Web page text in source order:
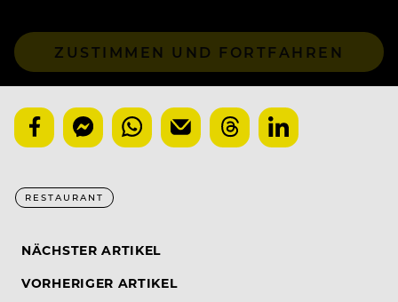
ZUSTIMMEN UND FORTFAHREN
RESTAURANT
NÄCHSTER ARTIKEL
VORHERIGER ARTIKEL